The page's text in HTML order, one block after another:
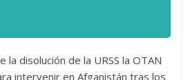
la disolución de la URSS la OTAN
intervenir en Afganistán tras los